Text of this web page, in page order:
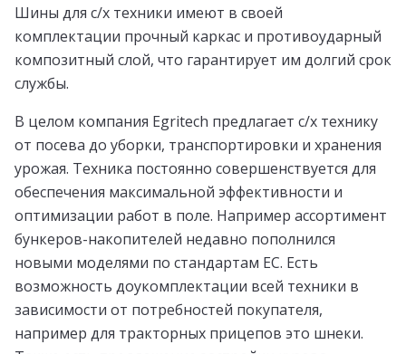
Шины для с/х техники имеют в своей
комплектации прочный каркас и противоударный
композитный слой, что гарантирует им долгий срок
службы.
В целом компания Egritech предлагает с/х технику
от посева до уборки, транспортировки и хранения
урожая. Техника постоянно совершенствуется для
обеспечения максимальной эффективности и
оптимизации работ в поле. Например ассортимент
бункеров-накопителей недавно пополнился
новыми моделями по стандартам ЕС. Есть
возможность доукомплектации всей техники в
зависимости от потребностей покупателя,
например для тракторных прицепов это шнеки.